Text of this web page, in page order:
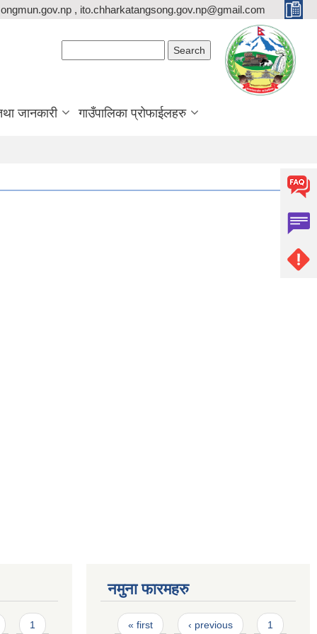
, ito.chharkatangsong.gov.np@gmail.com
जानकारी गाउँपालिका प्रोफाईलहरु
1
नमुना फारमहरु
Pages
« first ‹ previous 1